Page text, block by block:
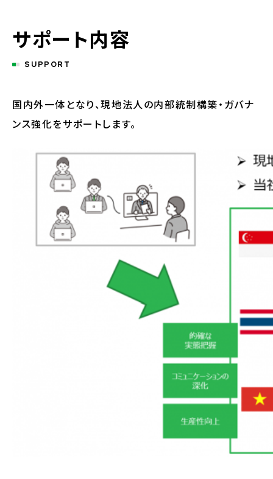
サポート内容
SUPPORT
国内外一体となり、現地法人の内部統制構築・ガバナ
ンス強化をサポートします。